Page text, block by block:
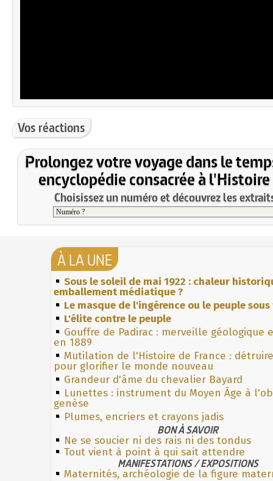
Vos réactions
Prolongez votre voyage dans le
encyclopédie consacrée à l'Histoire
Choisissez un numéro et découvrez les
À LA UNE
Sous le soleil de mai 1922 : chaleur
emballement médiatique ?
Le masque de l'ingérence ou le peuple
L'élite contre le peuple
Gouffre de Padirac : merveille géologique
en 1889
Mutilation de l'Histoire de France :
pour glorifier le monde nouveau
Grandeur d'âme du chevalier Bayard
Lunettes : instrument du Moyen Âge à
genèse
Plumes, encriers et crayons jadis
BON À SAVOIR
Ne se soucier ni des rais ni des tondus
Tout vient à point à qui sait attendre
MANIFESTATIONS / EXPOSITIONS
Maternités, archéologie de la figure